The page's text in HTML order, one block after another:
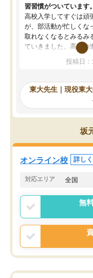
習習慣がついています。
高校入学してすぐは頑
が、部活動が忙しくな
取れなくなるとみるみ
ていきました。高校の
供も家に帰って勉強の
応を示します。東大
れるので、親としても
使える自習室とかもあ
ところがあれば先生が
のも重宝しています。
投稿日：
東大先生｜現役東
坂
オンライン校 詳し
対応エリア 全国
無